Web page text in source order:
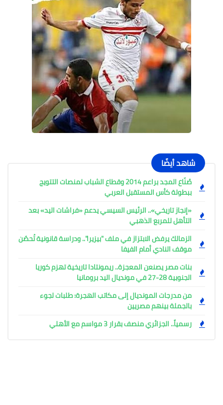
شاهد أيضًا
صُنّاع المجد براعم 2014 وقطاع الشباب لمنصات التتويج
ببطولة كأس المستقبل العربي
«إنجاز تاريخي».. الرئيس السيسي يدعم «فراشات اليد» بعد
التأهل للمربع الذهبي
الزمالك يرفض الابتزاز في ملف "بيزيرا".. ودراسة قانونية تُحصّن
موقف النادي أمام الفيفا
بنات مصر يصنعن المعجزة.. ريمونتادا تاريخية تهزم كوريا
الجنوبية 28-27 في مونديال اليد برومانيا
من مدرجات المونديال إلى مكاتب الهجرة: طلبات لجوء
بالجملة بينهم مصريين
رسمياً.. الجزائري منصف بقرار 3 مواسم مع الأهلي